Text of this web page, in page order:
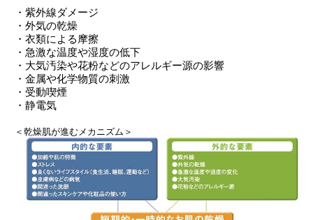
・紫外線ダメージ
・外気の乾燥
・衣類による摩擦
・急激な温度や湿度の低下
・大気汚染や花粉などのアレルギー源の影響
・金属や化学物質の刺激
・受動喫煙
・静電気
＜乾燥肌が進むメカニズム＞